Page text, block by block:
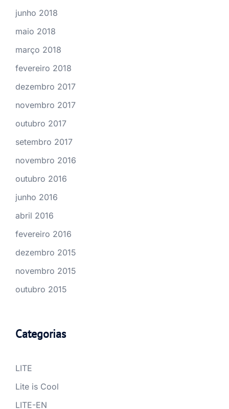
junho 2018
maio 2018
março 2018
fevereiro 2018
dezembro 2017
novembro 2017
outubro 2017
setembro 2017
novembro 2016
outubro 2016
junho 2016
abril 2016
fevereiro 2016
dezembro 2015
novembro 2015
outubro 2015
Categorias
LITE
Lite is Cool
LITE-EN